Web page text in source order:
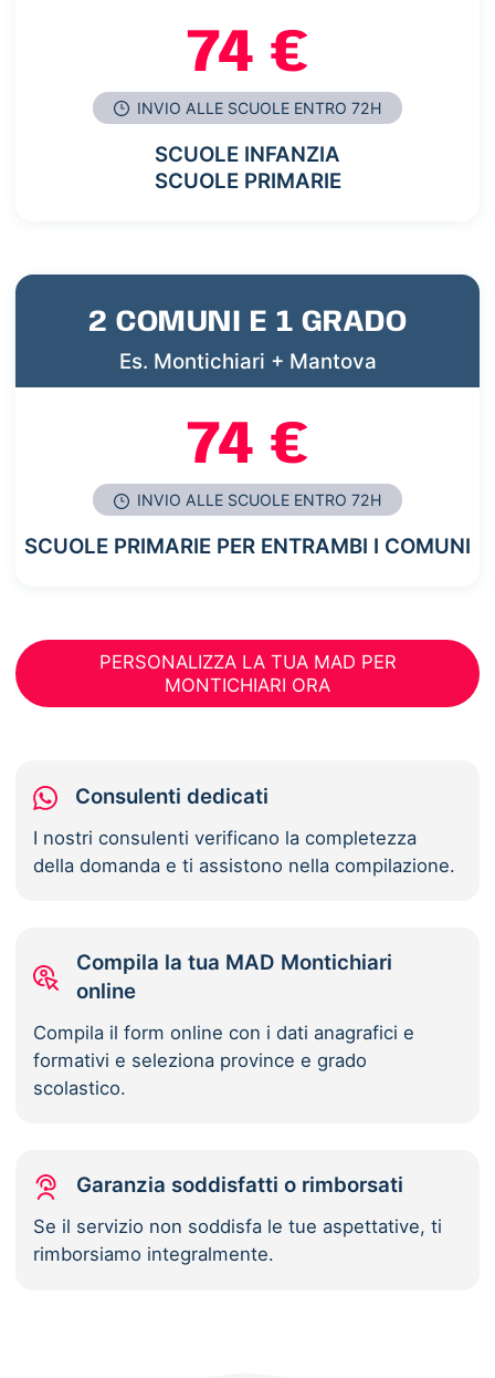
74 €
INVIO ALLE SCUOLE ENTRO 72H
SCUOLE INFANZIA
SCUOLE PRIMARIE
2 COMUNI E 1 GRADO
Es. Montichiari + Mantova
74 €
INVIO ALLE SCUOLE ENTRO 72H
SCUOLE PRIMARIE PER ENTRAMBI I COMUNI
PERSONALIZZA LA TUA MAD PER
MONTICHIARI ORA
Consulenti dedicati
I nostri consulenti verificano la completezza
della domanda e ti assistono nella compilazione.
Compila la tua MAD Montichiari
online
Compila il form online con i dati anagrafici e
formativi e seleziona province e grado
scolastico.
Garanzia soddisfatti o rimborsati
Se il servizio non soddisfa le tue aspettative, ti
rimborsiamo integralmente.